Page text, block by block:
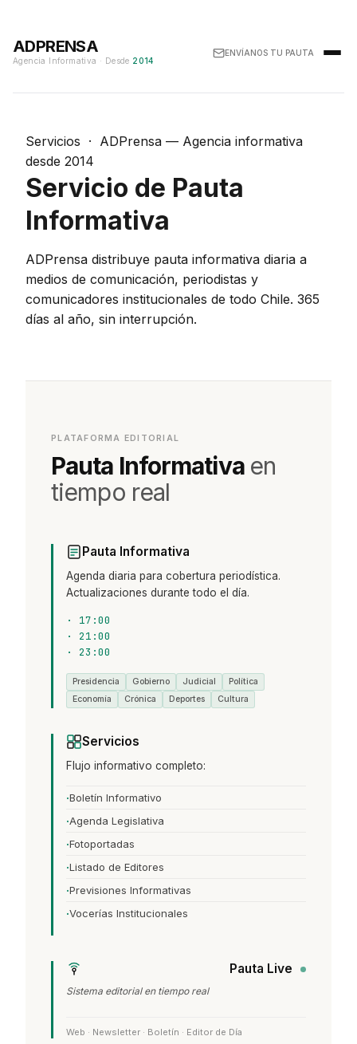
ADPRENSA
Agencia Informativa · Desde 2014
ENVÍANOS TU PAUTA
Servicios · ADPrensa — Agencia informativa
desde 2014
Servicio de Pauta
Informativa
ADPrensa distribuye pauta informativa diaria a
medios de comunicación, periodistas y
comunicadores institucionales de todo Chile. 365
días al año, sin interrupción.
PLATAFORMA EDITORIAL
Pauta Informativa en
tiempo real
Pauta Informativa
Agenda diaria para cobertura periodística.
Actualizaciones durante todo el día.
·
17:00
·
21:00
·
23:00
Presidencia Gobierno Judicial
Política
Economía
Crónica Deportes Cultura
Servicios
Flujo informativo completo:
Boletín Informativo
Agenda Legislativa
Fotoportadas
Listado de Editores
Previsiones Informativas
Vocerías Institucionales
Pauta Live
Sistema editorial en tiempo real
Web · Newsletter · Boletín · Editor de Día